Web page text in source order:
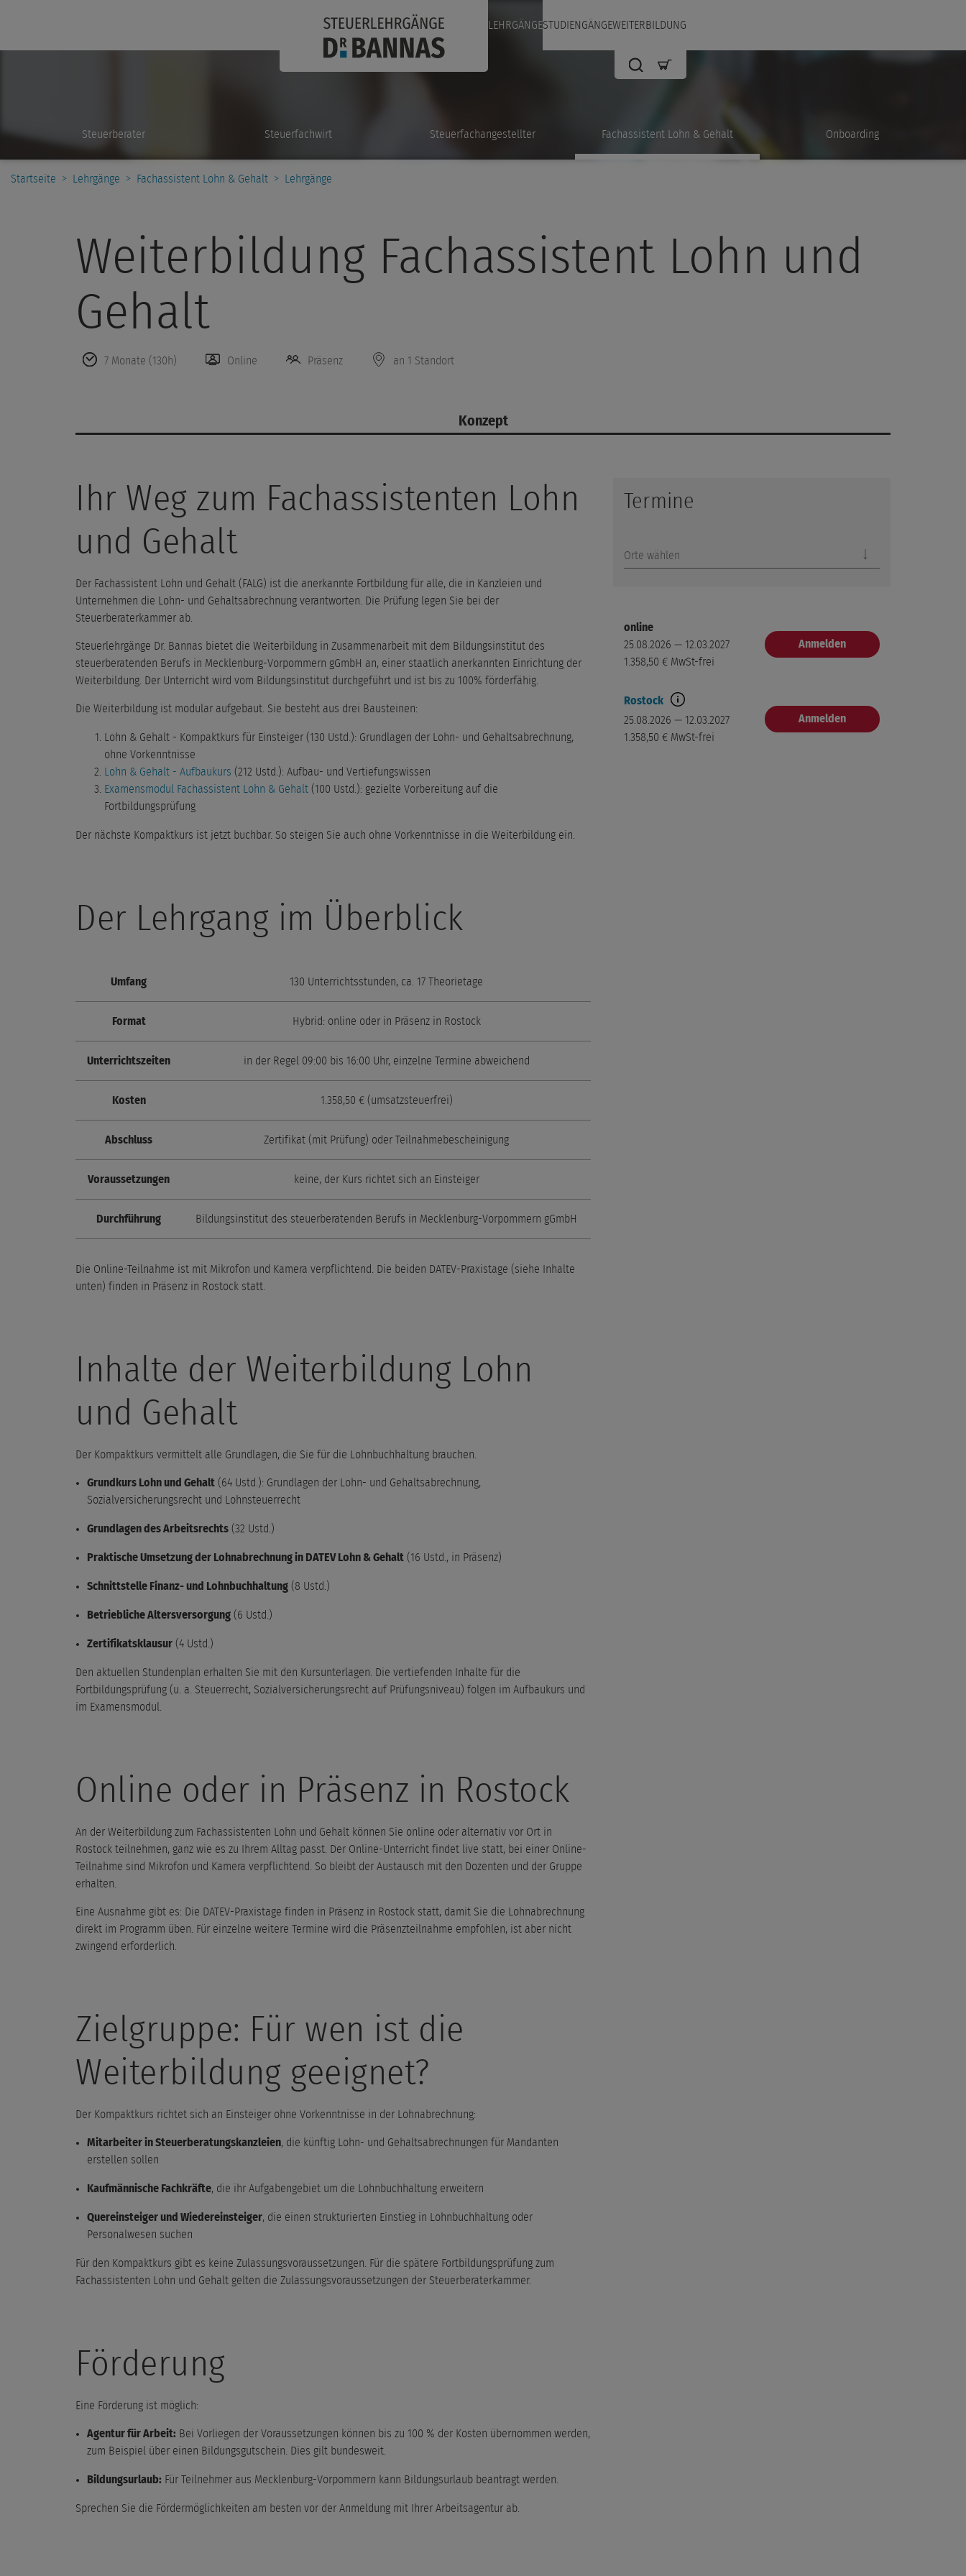
LEHRGÄNGESTUDIENGÄNGEWEITERBILDUNG
Steuerberater Steuerfachwirt Steuerfachangestellter Fachassistent Lohn & Gehalt Onboarding
Startseite > Lehrgänge > Fachassistent Lohn & Gehalt > Lehrgänge
Weiterbildung Fachassistent Lohn und
Gehalt
7 Monate (130h) Online Präsenz an 1 Standort
Konzept
Ihr Weg zum Fachassistenten Lohn
und Gehalt
Der Fachassistent Lohn und Gehalt (FALG) ist die anerkannte Fortbildung für alle, die in Kanzleien und
Unternehmen die Lohn- und Gehaltsabrechnung verantworten. Die Prüfung legen Sie bei der
Steuerberaterkammer ab.
Steuerlehrgänge Dr. Bannas bietet die Weiterbildung in Zusammenarbeit mit dem Bildungsinstitut des
steuerberatenden Berufs in Mecklenburg-Vorpommern gGmbH an, einer staatlich anerkannten Einrichtung der
Weiterbildung. Der Unterricht wird vom Bildungsinstitut durchgeführt und ist bis zu 100% förderfähig.
Die Weiterbildung ist modular aufgebaut. Sie besteht aus drei Bausteinen:
Lohn & Gehalt - Kompaktkurs für Einsteiger (130 Ustd.): Grundlagen der Lohn- und Gehaltsabrechnung,
ohne Vorkenntnisse
Lohn & Gehalt - Aufbaukurs (212 Ustd.): Aufbau- und Vertiefungswissen
Examensmodul Fachassistent Lohn & Gehalt (100 Ustd.): gezielte Vorbereitung auf die
Fortbildungsprüfung
Der nächste Kompaktkurs ist jetzt buchbar. So steigen Sie auch ohne Vorkenntnisse in die Weiterbildung ein.
Der Lehrgang im Überblick
Umfang 130 Unterrichtsstunden, ca. 17 Theorietage
Format Hybrid: online oder in Präsenz in Rostock
Unterrichtszeiten in der Regel 09:00 bis 16:00 Uhr, einzelne Termine abweichend
Kosten 1.358,50 € (umsatzsteuerfrei)
Abschluss Zertifikat (mit Prüfung) oder Teilnahmebescheinigung
Voraussetzungen keine, der Kurs richtet sich an Einsteiger
Durchführung Bildungsinstitut des steuerberatenden Berufs in Mecklenburg-Vorpommern gGmbH
Die Online-Teilnahme ist mit Mikrofon und Kamera verpflichtend. Die beiden DATEV-Praxistage (siehe Inhalte
unten) finden in Präsenz in Rostock statt.
Inhalte der Weiterbildung Lohn
und Gehalt
Der Kompaktkurs vermittelt alle Grundlagen, die Sie für die Lohnbuchhaltung brauchen.
Grundkurs Lohn und Gehalt (64 Ustd.): Grundlagen der Lohn- und Gehaltsabrechnung,
Sozialversicherungsrecht und Lohnsteuerrecht
Grundlagen des Arbeitsrechts (32 Ustd.)
Praktische Umsetzung der Lohnabrechnung in DATEV Lohn & Gehalt (16 Ustd., in Präsenz)
Schnittstelle Finanz- und Lohnbuchhaltung (8 Ustd.)
Betriebliche Altersversorgung (6 Ustd.)
Zertifikatsklausur (4 Ustd.)
Den aktuellen Stundenplan erhalten Sie mit den Kursunterlagen. Die vertiefenden Inhalte für die
Fortbildungsprüfung (u. a. Steuerrecht, Sozialversicherungsrecht auf Prüfungsniveau) folgen im Aufbaukurs und
im Examensmodul.
Online oder in Präsenz in Rostock
An der Weiterbildung zum Fachassistenten Lohn und Gehalt können Sie online oder alternativ vor Ort in
Rostock teilnehmen, ganz wie es zu Ihrem Alltag passt. Der Online-Unterricht findet live statt, bei einer Online-
Teilnahme sind Mikrofon und Kamera verpflichtend. So bleibt der Austausch mit den Dozenten und der Gruppe
erhalten.
Eine Ausnahme gibt es: Die DATEV-Praxistage finden in Präsenz in Rostock statt, damit Sie die Lohnabrechnung
direkt im Programm üben. Für einzelne weitere Termine wird die Präsenzteilnahme empfohlen, ist aber nicht
zwingend erforderlich.
Zielgruppe: Für wen ist die
Weiterbildung geeignet?
Der Kompaktkurs richtet sich an Einsteiger ohne Vorkenntnisse in der Lohnabrechnung:
Mitarbeiter in Steuerberatungskanzleien, die künftig Lohn- und Gehaltsabrechnungen für Mandanten
erstellen sollen
Kaufmännische Fachkräfte, die ihr Aufgabengebiet um die Lohnbuchhaltung erweitern
Quereinsteiger und Wiedereinsteiger, die einen strukturierten Einstieg in Lohnbuchhaltung oder
Personalwesen suchen
Für den Kompaktkurs gibt es keine Zulassungsvoraussetzungen. Für die spätere Fortbildungsprüfung zum
Fachassistenten Lohn und Gehalt gelten die Zulassungsvoraussetzungen der Steuerberaterkammer.
Förderung
Eine Förderung ist möglich:
Agentur für Arbeit: Bei Vorliegen der Voraussetzungen können bis zu 100 % der Kosten übernommen werden,
zum Beispiel über einen Bildungsgutschein. Dies gilt bundesweit.
Bildungsurlaub: Für Teilnehmer aus Mecklenburg-Vorpommern kann Bildungsurlaub beantragt werden.
Sprechen Sie die Fördermöglichkeiten am besten vor der Anmeldung mit Ihrer Arbeitsagentur ab.
Termine
Orte wählen
online
25.08.2026 — 12.03.2027
1.358,50 € MwSt-frei
Anmelden
Rostock
25.08.2026 — 12.03.2027
1.358,50 € MwSt-frei
Anmelden